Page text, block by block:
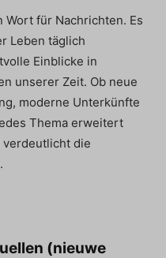
für Nachrichten. Es
Leben täglich
Einblicke in
unserer Zeit. Ob neue
moderne Unterkünfte
Thema erweitert
verdeutlicht die
(nieuwe